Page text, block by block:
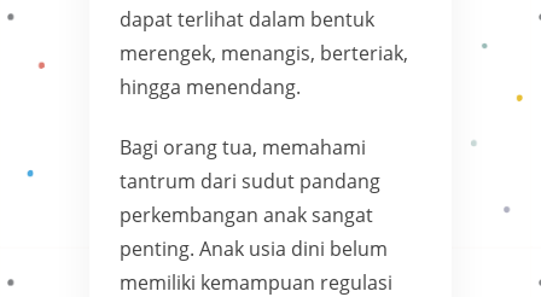
dapat terlihat dalam bentuk
merengek, menangis, berteriak,
hingga menendang.
Bagi orang tua, memahami
tantrum dari sudut pandang
perkembangan anak sangat
penting. Anak usia dini belum
memiliki kemampuan regulasi